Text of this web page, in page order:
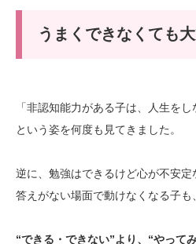
うまくできなくても
「非認知能力がある子は、人生をし
という姿を何度も見てきました。
逆に、勉強はできるけど心が不安定
答えがない場面で動けなくなる子も
“できる・できない”より、“やって